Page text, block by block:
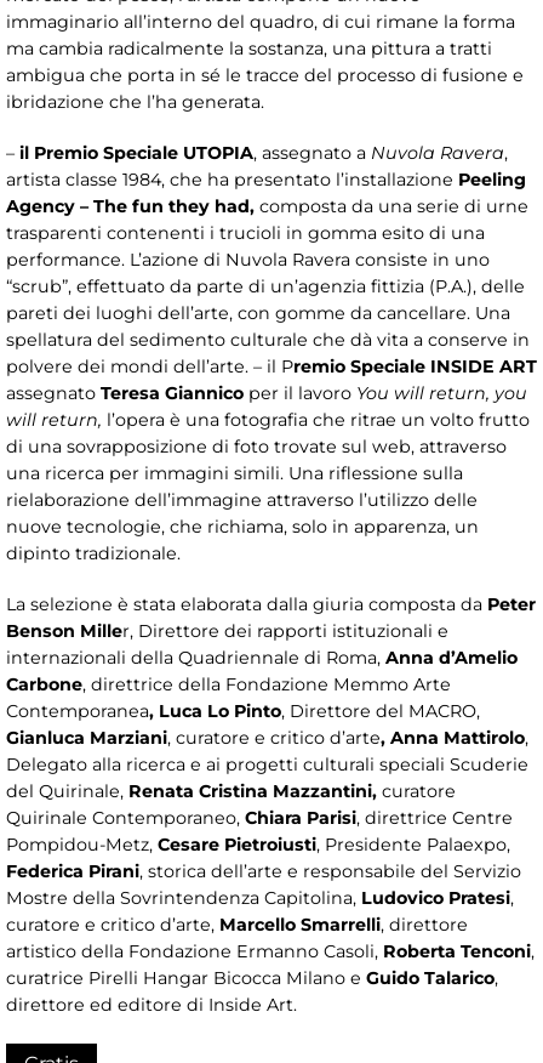
immaginario all’interno del quadro, di cui rimane la forma
ma cambia radicalmente la sostanza, una pittura a tratti
ambigua che porta in sé le tracce del processo di fusione e
ibridazione che l’ha generata.
– il Premio Speciale UTOPIA, assegnato a Nuvola Ravera,
artista classe 1984, che ha presentato l’installazione Peeling
Agency – The fun they had, composta da una serie di urne
trasparenti contenenti i trucioli in gomma esito di una
performance. L’azione di Nuvola Ravera consiste in uno
“scrub”, effettuato da parte di un’agenzia fittizia (P.A.), delle
pareti dei luoghi dell’arte, con gomme da cancellare. Una
spellatura del sedimento culturale che dà vita a conserve in
polvere dei mondi dell’arte. – il Premio Speciale INSIDE ART
assegnato Teresa Giannico per il lavoro You will return, you
will return, l’opera è una fotografia che ritrae un volto frutto
di una sovrapposizione di foto trovate sul web, attraverso
una ricerca per immagini simili. Una riflessione sulla
rielaborazione dell’immagine attraverso l’utilizzo delle
nuove tecnologie, che richiama, solo in apparenza, un
dipinto tradizionale.
La selezione è stata elaborata dalla giuria composta da Peter
Benson Miller, Direttore dei rapporti istituzionali e
internazionali della Quadriennale di Roma, Anna d’Amelio
Carbone, direttrice della Fondazione Memmo Arte
Contemporanea, Luca Lo Pinto, Direttore del MACRO,
Gianluca Marziani, curatore e critico d’arte, Anna Mattirolo,
Delegato alla ricerca e ai progetti culturali speciali Scuderie
del Quirinale, Renata Cristina Mazzantini, curatore
Quirinale Contemporaneo, Chiara Parisi, direttrice Centre
Pompidou-Metz, Cesare Pietroiusti, Presidente Palaexpo,
Federica Pirani, storica dell’arte e responsabile del Servizio
Mostre della Sovrintendenza Capitolina, Ludovico Pratesi,
curatore e critico d’arte, Marcello Smarrelli, direttore
artistico della Fondazione Ermanno Casoli, Roberta Tenconi,
curatrice Pirelli Hangar Bicocca Milano e Guido Talarico,
direttore ed editore di Inside Art.